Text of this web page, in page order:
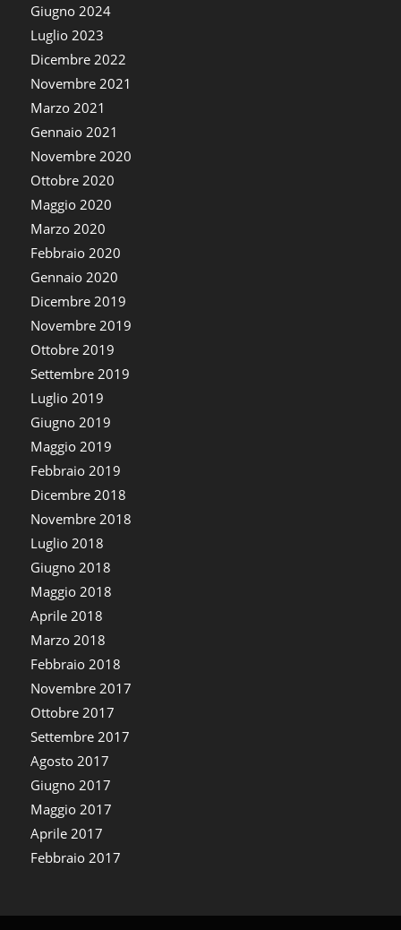
Giugno 2024
Luglio 2023
Dicembre 2022
Novembre 2021
Marzo 2021
Gennaio 2021
Novembre 2020
Ottobre 2020
Maggio 2020
Marzo 2020
Febbraio 2020
Gennaio 2020
Dicembre 2019
Novembre 2019
Ottobre 2019
Settembre 2019
Luglio 2019
Giugno 2019
Maggio 2019
Febbraio 2019
Dicembre 2018
Novembre 2018
Luglio 2018
Giugno 2018
Maggio 2018
Aprile 2018
Marzo 2018
Febbraio 2018
Novembre 2017
Ottobre 2017
Settembre 2017
Agosto 2017
Giugno 2017
Maggio 2017
Aprile 2017
Febbraio 2017